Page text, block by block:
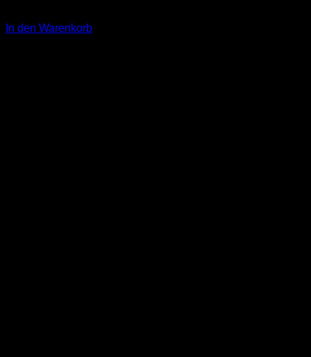
In den Warenkorb